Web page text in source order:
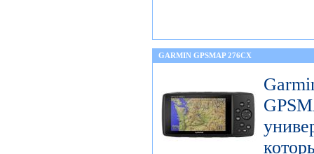
GARMIN GPSMAP 276CX